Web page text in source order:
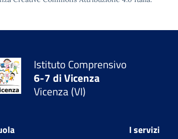
Istituto Comprensivo
6-7 di Vicenza
Vicenza (VI)
I servizi